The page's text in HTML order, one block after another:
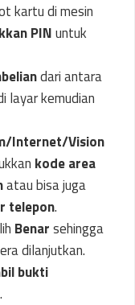
kartu di mesin
PINuntuk
dari antara
layar kemudian
Internet/Vision
kode area
atau bisa juga
telepon.
Benarsehingga
dilanjutkan.
bukti
.